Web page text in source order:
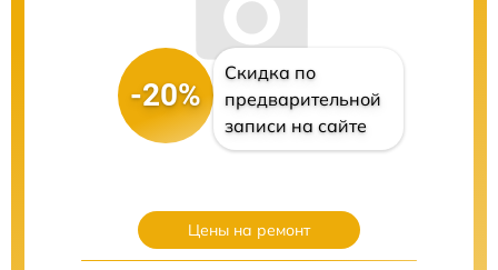
-20%
Скидка по
предварительной
записи на сайте
Цены на ремонт